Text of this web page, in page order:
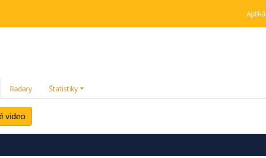
Radary Štatistiky
video